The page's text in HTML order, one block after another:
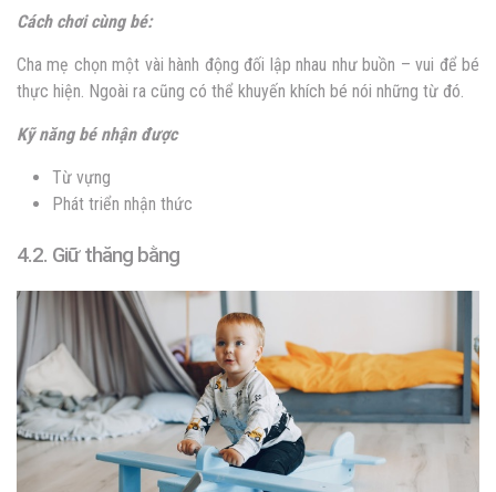
Cách chơi cùng bé:
Cha mẹ chọn một vài hành động đối lập nhau như buồn – vui để bé
thực hiện. Ngoài ra cũng có thể khuyến khích bé nói những từ đó.
Kỹ năng bé nhận được
Từ vựng
Phát triển nhận thức
4.2. Giữ thăng bằng